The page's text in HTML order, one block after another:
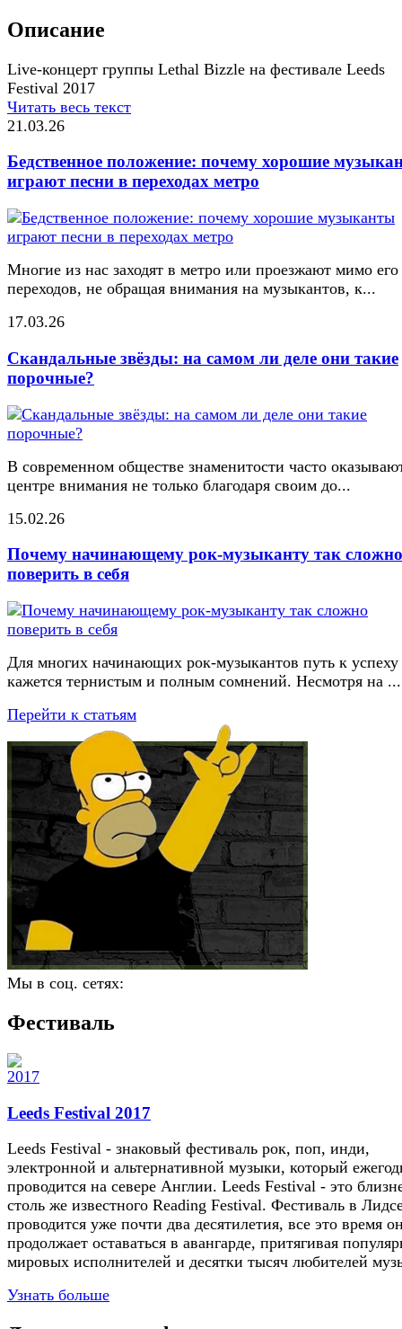
Описание
Live-концерт группы Lethal Bizzle на фестивале Leeds
Festival 2017
Читать весь текст
21.03.26
Бедственное положение: почему хорошие
играют песни в переходах метро
Многие из нас заходят в метро или проезжают мимо его
переходов, не обращая внимания на музыкантов, к...
17.03.26
Скандальные звёзды: на самом ли деле они такие
порочные?
В современном обществе знаменитости часто
центре внимания не только благодаря своим до...
15.02.26
Почему начинающему рок-музыканту так сложно
поверить в себя
Для многих начинающих рок-музыкантов путь к успеху
кажется тернистым и полным сомнений. Несмотря на ...
Перейти к статьям
Мы в соц. сетях:
Фестиваль
Leeds Festival 2017
Leeds Festival - знаковый фестиваль рок, поп, инди,
электронной и альтернативной музыки, который
проводится на севере Англии. Leeds Festival - это
столь же известного Reading Festival. Фестиваль в
проводится уже почти два десятилетия, все это время
продолжает оставаться в авангарде, притягивая
мировых исполнителей и десятки тысяч любителей
Узнать больше